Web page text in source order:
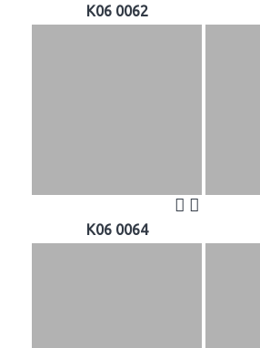
K06 0062
K06 0064